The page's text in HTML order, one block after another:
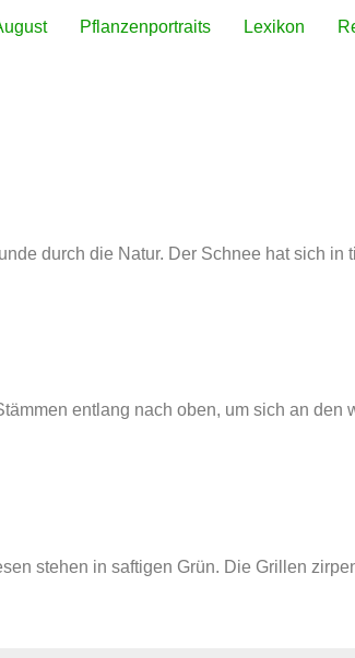
Pflanzenportraits Lexikon
durch die Natur. Der Schnee hat sich in
entlang nach oben, um sich an den
stehen in saftigen Grün. Die Grillen